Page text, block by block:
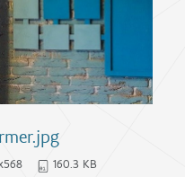
160.3 KB